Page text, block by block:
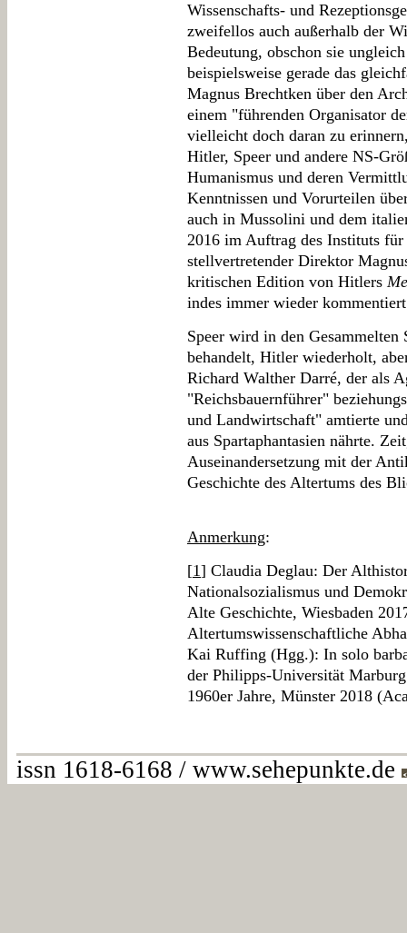
Wissenschafts- und
zweifellos auch außerhalb der
Bedeutung, obschon sie
beispielsweise gerade das
Magnus Brechtken über den
einem "führenden Organisator
vielleicht doch daran zu
Hitler, Speer und andere NS-
Humanismus und deren
Kenntnissen und Vorurteilen
auch in Mussolini und dem
2016 im Auftrag des Instituts für
stellvertretender Direktor
kritischen Edition von Hitlers
indes immer wieder
Speer wird in den
behandelt, Hitler wiederholt,
Richard Walther Darré, der als
"Reichsbauernführer"
und Landwirtschaft" amtierte
aus Spartaphantasien nährte.
Auseinandersetzung mit der
Geschichte des Altertums des
Anmerkung:
[1] Claudia Deglau: Der
Nationalsozialismus und
Alte Geschichte, Wiesbaden
Altertumswissenschaftliche
Kai Ruffing (Hgg.): In solo
der Philipps-Universität
1960er Jahre, Münster 2018
issn 1618-6168 / www.sehepunkte.de